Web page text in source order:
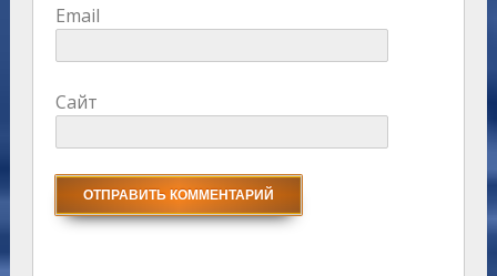
Email
Сайт